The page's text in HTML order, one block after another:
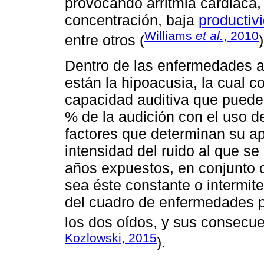
concentración, baja
entre otros (Williams et al., 2010
Dentro de las enfermedades
están la hipoacusia, la cual
capacidad auditiva que
% de la audición con el uso
factores que determinan su
intensidad del ruido al que
años expuestos, en conjunto
sea éste constante o
del cuadro de enfermedades
los dos oídos, y sus
Kozlowski, 2015).